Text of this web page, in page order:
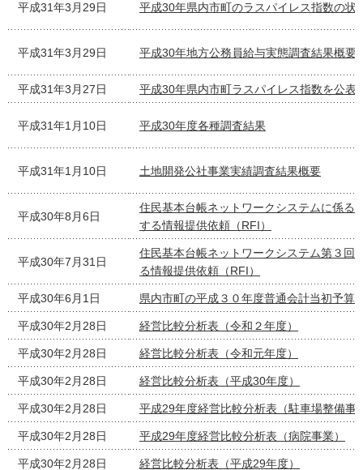
平成31年3月29日 平成30年県内市町のラスパイレス指数の状
平成31年3月29日 平成30年地方公務員給与実態調査結果概要
平成31年3月27日 平成30年県内市町ラスパイレス指数を公表
平成31年1月10日 平成30年度各種調査結果
平成31年1月10日 土地開発公社事業実績調査結果概要
平成30年8月6日
住民基本台帳ネットワークシステムに係る
する情報提供依頼（RFI）
平成30年7月31日
住民基本台帳ネットワークシステム第３回
る情報提供依頼（RFI）
平成30年6月1日 県内市町の平成３０年度普通会計当初予算
平成30年2月28日 経営比較分析表（令和２年度）
平成30年2月28日 経営比較分析表（令和元年度）
平成30年2月28日 経営比較分析表（平成30年度）
平成30年2月28日 平成29年度経営比較分析表（駐車場整備事
平成30年2月28日 平成29年度経営比較分析表（病院事業）
平成30年2月28日 経営比較分析表（平成29年度）